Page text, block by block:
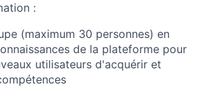
:
(maximum 30 personnes) en
de la plateforme pour
utilisateurs d'acquérir et